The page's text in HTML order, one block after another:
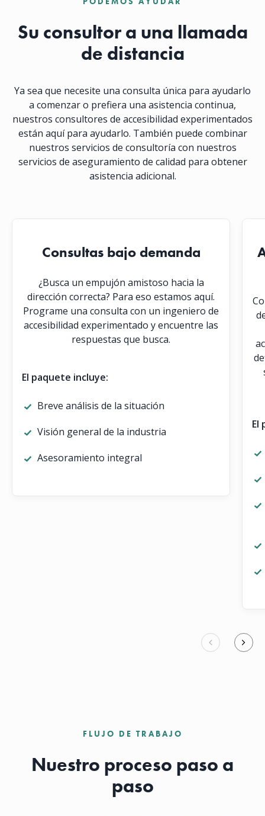
Su consultor a una llamada
de distancia
Ya sea que necesite una consulta única para ayudarlo
a comenzar o prefiera una asistencia continua,
nuestros consultores de accesibilidad experimentados
están aquí para ayudarlo. También puede combinar
nuestros servicios de consultoría con nuestros
servicios de aseguramiento de calidad para obtener
asistencia adicional.
Consultas bajo demanda
¿Busca un empujón amistoso hacia la
dirección correcta? Para eso estamos aquí.
Programe una consulta con un ingeniero de
accesibilidad experimentado y encuentre las
respuestas que busca.
El paquete incluye:
Breve análisis de la situación
Visión general de la industria
Asesoramiento integral
El
FLUJO DE TRABAJO
Nuestro proceso paso a
paso